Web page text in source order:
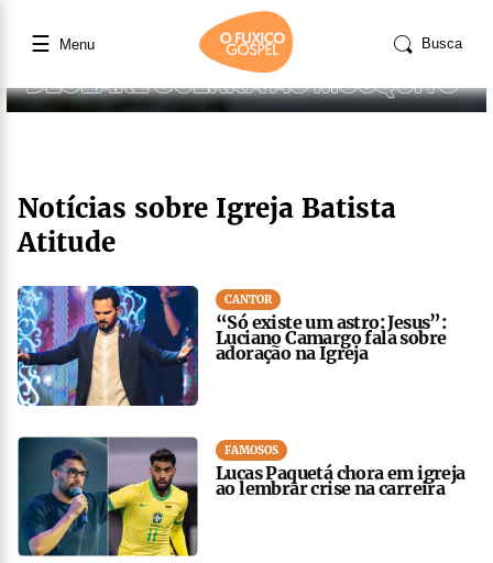
☰ Menu Busca
Notícias sobre Igreja Batista
Atitude
CANTOR
“Só existe um astro: Jesus”:
Luciano Camargo fala sobre
adoração na Igreja
FAMOSOS
Lucas Paquetá chora em igreja
ao lembrar crise na carreira